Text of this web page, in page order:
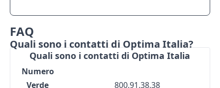
FAQ
Quali sono i contatti di Optima Italia?
Quali sono i contatti di Optima Italia
Numero
Verde
800.91.38.38